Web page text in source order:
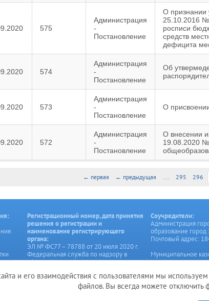
575
Администрация
-
Постановление
О признании
25.10.2016 №
росписи
средств
дефицита
574
Администрация
-
Постановление
Об
573
Администрация
-
Постановление
О
572
Администрация
-
Постановление
О внесении
19.08.2020
← первая ← предыдущая ... 295 296
Регистрационный номер, дата принятия
решения о регистрации и
наименование регистрирующего
органа:
ЭЛ № ФС77 – 78788 от 20 июля 2020 г.
Федеральная служба по надзору в
сфере связи, информационных
Соучредители:
Администрация
образование
Почтовый адрес:
Муниципальное
органов местного
Почтовый адрес:
© 2026 Администрация ЗАТО
и его взаимодействия с пользователями мы
файлов. Вы всегда можете отключить